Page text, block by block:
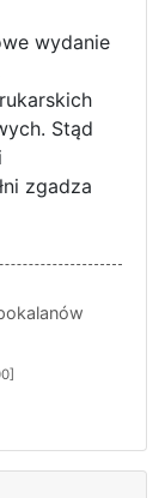
wydanie
Stąd
zgadza